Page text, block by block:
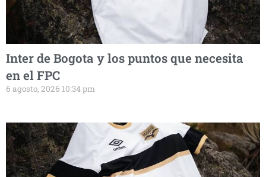
Inter de Bogota y los puntos que necesita
en el FPC
6 agosto, 2026 10:34 pm